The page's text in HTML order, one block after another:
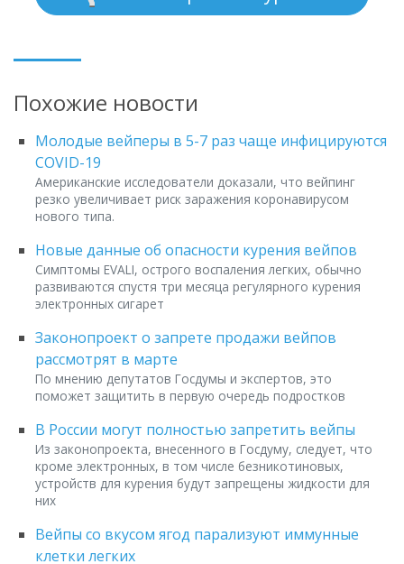
Похожие новости
Молодые вейперы в 5-7 раз чаще инфицируются
COVID-19
Американские исследователи доказали, что вейпинг
резко увеличивает риск заражения коронавирусом
нового типа.
Новые данные об опасности курения вейпов
Симптомы EVALI, острого воспаления легких, обычно
развиваются спустя три месяца регулярного курения
электронных сигарет
Законопроект о запрете продажи вейпов
рассмотрят в марте
По мнению депутатов Госдумы и экспертов, это
поможет защитить в первую очередь подростков
В России могут полностью запретить вейпы
Из законопроекта, внесенного в Госдуму, следует, что
кроме электронных, в том числе безникотиновых,
устройств для курения будут запрещены жидкости для
них
Вейпы со вкусом ягод парализуют иммунные
клетки легких